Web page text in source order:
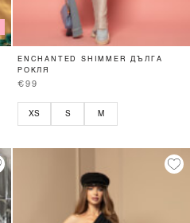
ENCHANTED SHIMMER ДЪЛГА
РОКЛЯ
€99
XS S M